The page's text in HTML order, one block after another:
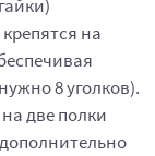
на
8 уголков).
две полки